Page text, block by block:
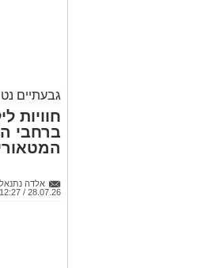
28.07.26 / 12:27
מדי שנה
לילית